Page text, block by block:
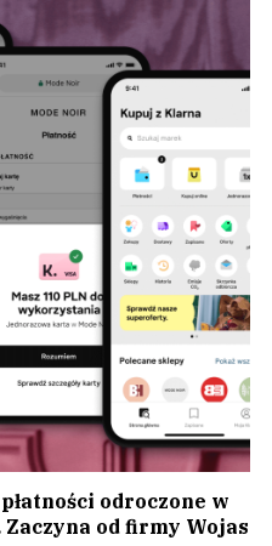
odroczone w
od firmy Wojas